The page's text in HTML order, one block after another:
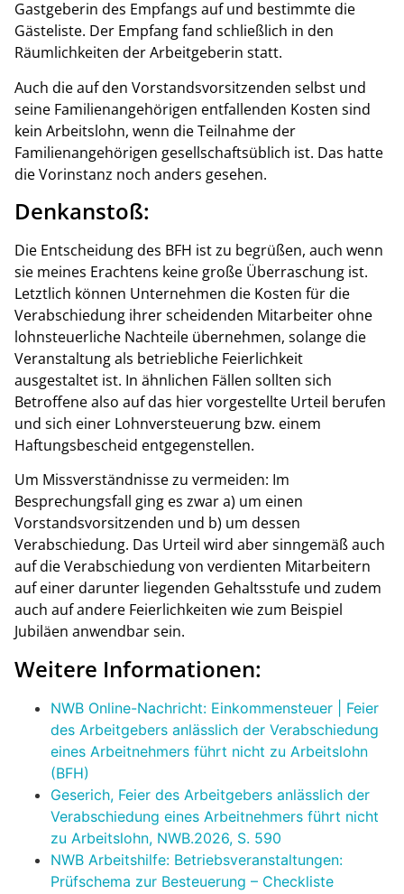
Gastgeberin des Empfangs auf und bestimmte die
Gästeliste. Der Empfang fand schließlich in den
Räumlichkeiten der Arbeitgeberin statt.
Auch die auf den Vorstandsvorsitzenden selbst und
seine Familienangehörigen entfallenden Kosten sind
kein Arbeitslohn, wenn die Teilnahme der
Familienangehörigen gesellschaftsüblich ist. Das hatte
die Vorinstanz noch anders gesehen.
Denkanstoß:
Die Entscheidung des BFH ist zu begrüßen, auch wenn
sie meines Erachtens keine große Überraschung ist.
Letztlich können Unternehmen die Kosten für die
Verabschiedung ihrer scheidenden Mitarbeiter ohne
lohnsteuerliche Nachteile übernehmen, solange die
Veranstaltung als betriebliche Feierlichkeit
ausgestaltet ist. In ähnlichen Fällen sollten sich
Betroffene also auf das hier vorgestellte Urteil berufen
und sich einer Lohnversteuerung bzw. einem
Haftungsbescheid entgegenstellen.
Um Missverständnisse zu vermeiden: Im
Besprechungsfall ging es zwar a) um einen
Vorstandsvorsitzenden und b) um dessen
Verabschiedung. Das Urteil wird aber sinngemäß auch
auf die Verabschiedung von verdienten Mitarbeitern
auf einer darunter liegenden Gehaltsstufe und zudem
auch auf andere Feierlichkeiten wie zum Beispiel
Jubiläen anwendbar sein.
Weitere Informationen:
NWB Online-Nachricht: Einkommensteuer | Feier
des Arbeitgebers anlässlich der Verabschiedung
eines Arbeitnehmers führt nicht zu Arbeitslohn
(BFH)
Geserich, Feier des Arbeitgebers anlässlich der
Verabschiedung eines Arbeitnehmers führt nicht
zu Arbeitslohn, NWB.2026, S. 590
NWB Arbeitshilfe: Betriebsveranstaltungen:
Prüfschema zur Besteuerung – Checkliste